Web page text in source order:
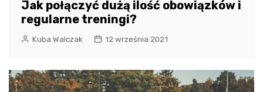
Jak połączyć dużą ilość obowiązków i
regularne treningi?
Kuba Walczak 12 września 2021